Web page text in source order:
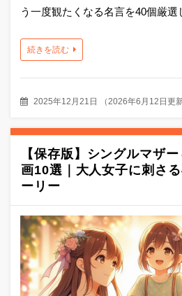
う一度観たくなる名言を40個厳選
続きを読む
2025年12月21日 （ 2026年6月12日更
【保存版】シングルマザ
画10選｜大人女子に刺さ
ーリー